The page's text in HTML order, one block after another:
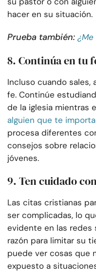
hacer en su situación.
Prueba también:
8. Continúa en tu
Incluso cuando sales,
fe. Continúe
de la iglesia mientras
alguien que te importa
procesa diferentes
consejos sobre
jóvenes.
9. Ten cuidado
Las citas cristianas
ser complicadas, lo
evidente en las redes
razón para limitar su
puede ver cosas que
expuesto a